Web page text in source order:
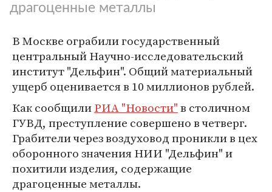
драгоценные металлы
В Москве ограбили государственный
центральный Научно-исследовательский
институт "Дельфин". Общий материальный
ущерб оценивается в 10 миллионов рублей.
Как сообщилиРИА "Новости"в столичном
ГУВД, преступление совершено в четверг.
Грабители через воздуховод проникли в цех
оборонного значения НИИ "Дельфин" и
похитили изделия, содержащие
драгоценные металлы.